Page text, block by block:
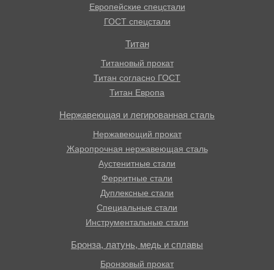
Европейские спецстали
ГОСТ спецстали
Титан
Титановый прокат
Титан согласно ГОСТ
Титан Европа
Нержавеющая и легированная сталь
Нержавеющий прокат
Жаропрочная нержавеющая сталь
Аустенитные стали
Ферритные стали
Дуплексные стали
Специальные стали
Инструментальные стали
Бронза, латунь, медь и сплавы
Бронзовый прокат